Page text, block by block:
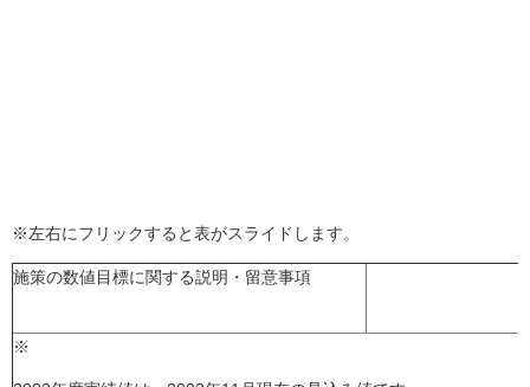
※左右にフリックすると表がスライドします。
施策の数値目標に関する説明・留意事項
※